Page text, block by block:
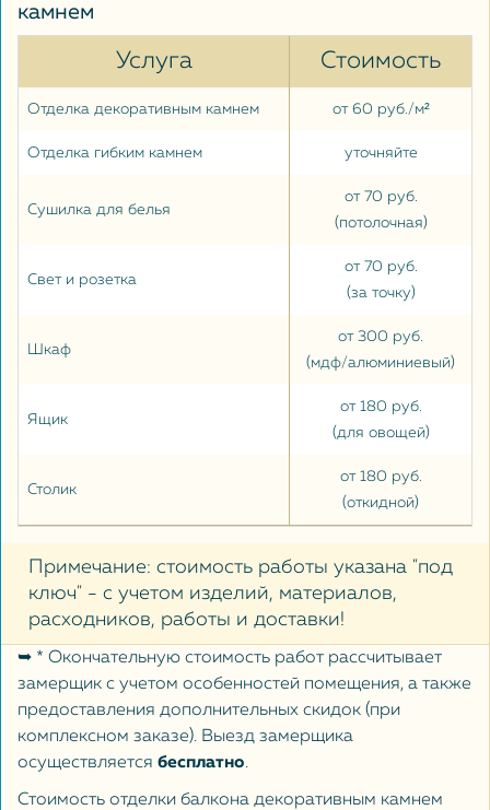
камнем
Услуга Стоимость
Отделка декоративным камнем от 60 руб./м²
Отделка гибким камнем уточняйте
Сушилка для белья
от 70 руб.
(потолочная)
Свет и розетка
от 70 руб.
(за точку)
Шкаф
от 300 руб.
(мдф/алюминиевый)
Ящик
от 180 руб.
(для овощей)
Столик
от 180 руб.
(откидной)
Примечание: стоимость работы указана "под
ключ" - с учетом изделий, материалов,
расходников, работы и доставки!
➥ * Окончательную стоимость работ рассчитывает
замерщик с учетом особенностей помещения, а также
предоставления дополнительных скидок (при
комплексном заказе). Выезд замерщика
осуществляется бесплатно.
Стоимость отделки балкона декоративным камнем